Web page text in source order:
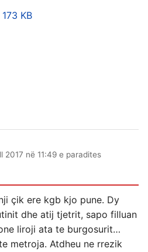
KB
2017 në 11:49 e paradites
çik ere kgb kjo pune. Dy
dhe atij tjetrit, sapo filluan
liroji ata te burgosurit…
metroja. Atdheu ne rrezik